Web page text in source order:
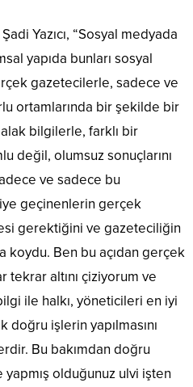
Yazıcı, “Sosyal medyada
yapıda bunları sosyal
gazetecilerle, sadece ve
ortamlarında bir şekilde bir
bilgilerle, farklı bir
değil, olumsuz sonuçlarını
ve sadece bu
geçinenlerin gerçek
gerektiğini ve gazeteciliğin
koydu. Ben bu açıdan gerçek
altını çiziyorum ve
ile halkı, yöneticileri en iyi
doğru işlerin yapılmasını
Bu bakımdan doğru
yapmış olduğunuz ulvi işten